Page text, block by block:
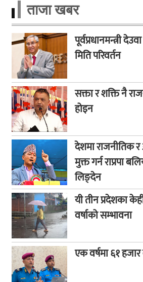
ताजा खबर
पूर्वप्रधानमन्त्री
मिति परिवर्तन
सक्ता र शक्ति नै
होइन
देशमा राजनीतिक
मुक्त गर्न राप्रपा
लिङ्देन
यी तीन प्रदेशका
वर्षाको सम्भावना
एक वर्षमा ६१